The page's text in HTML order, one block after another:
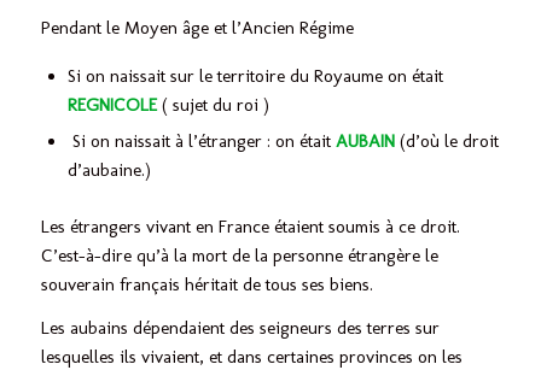
Pendant le Moyen âge et l’Ancien Régime
Si on naissait sur le territoire du Royaume on était
REGNICOLE( sujet du roi )
Si on naissait à l’étranger : on était AUBAIN(d’où le droit
d’aubaine.)
Les étrangers vivant en France étaient soumis à ce droit.
C’est-à-dire qu’à la mort de la personne étrangère le
souverain français héritait de tous ses biens.
Les aubains dépendaient des seigneurs des terres sur
lesquelles ils vivaient, et dans certaines provinces on les